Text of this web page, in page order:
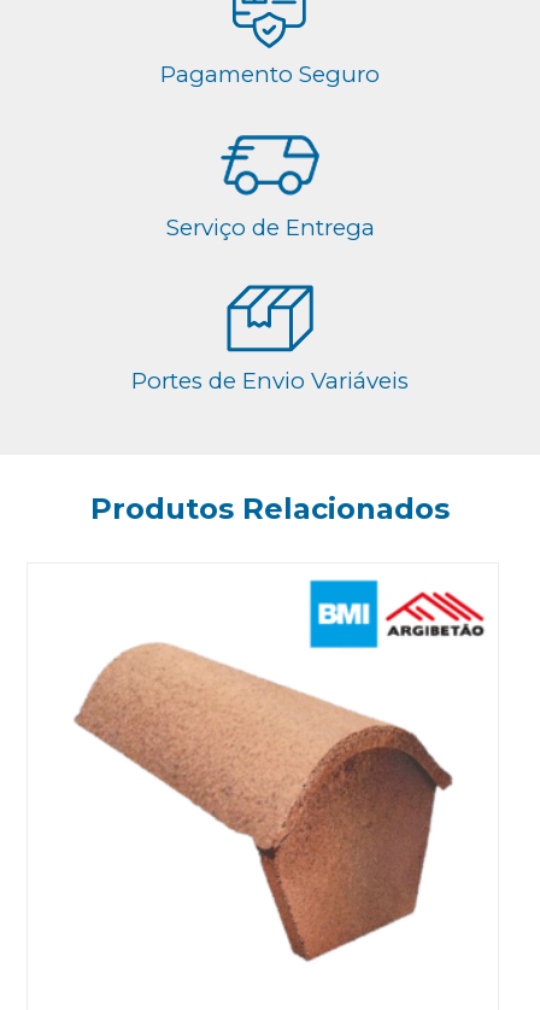
Pagamento Seguro
Serviço de Entrega
Portes de Envio Variáveis
Produtos Relacionados